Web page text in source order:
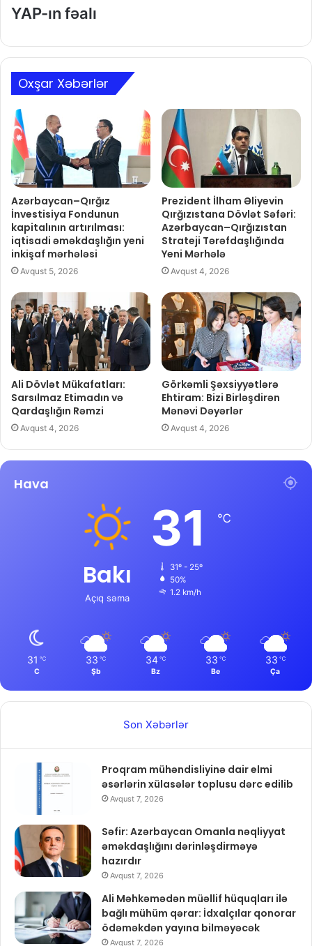
YAP-ın fəalı
Oxşar Xəbərlər
Azərbaycan–Qırğız
İnvestisiya Fondunun
kapitalının artırılması:
iqtisadi əməkdaşlığın yeni
inkişaf mərhələsi
Avqust 5, 2026
Prezident İlham Əliyevin
Qırğızıstana Dövlət Səfəri:
Azərbaycan–Qırğızıstan
Strateji Tərəfdaşlığında
Yeni Mərhələ
Avqust 4, 2026
Ali Dövlət Mükafatları:
Sarsılmaz Etimadın və
Qardaşlığın Rəmzi
Avqust 4, 2026
Görkəmli Şəxsiyyətlərə
Ehtiram: Bizi Birləşdirən
Mənəvi Dəyərlər
Avqust 4, 2026
Hava
Bakı
Açıq səma
31 ℃
31º - 25º
50%
1.2 km/h
31 ℃
C
33 ℃
Şb
34 ℃
Bz
33 ℃
Be
33 ℃
Ça
Son Xəbərlər
Proqram mühəndisliyinə dair elmi
əsərlərin xülasələr toplusu dərc edilib
Avqust 7, 2026
Səfir: Azərbaycan Omanla nəqliyyat
əməkdaşlığını dərinləşdirməyə
hazırdır
Avqust 7, 2026
Ali Məhkəmədən müəllif hüquqları ilə
bağlı mühüm qərar: İdxalçılar qonorar
ödəməkdən yayına bilməyəcək
Avqust 7, 2026